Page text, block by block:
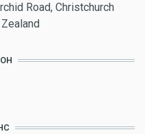
Road, Christchurch